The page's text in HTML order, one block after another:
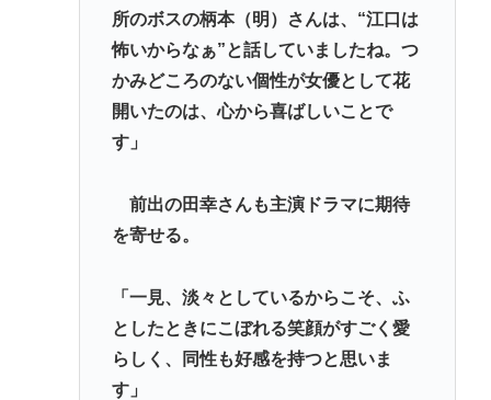
所のボスの柄本（明）さんは、“江口は
怖いからなぁ”と話していましたね。つ
かみどころのない個性が女優として花
開いたのは、心から喜ばしいことで
す」
前出の田幸さんも主演ドラマに期待
を寄せる。
「一見、淡々としているからこそ、ふ
としたときにこぼれる笑顔がすごく愛
らしく、同性も好感を持つと思いま
す」